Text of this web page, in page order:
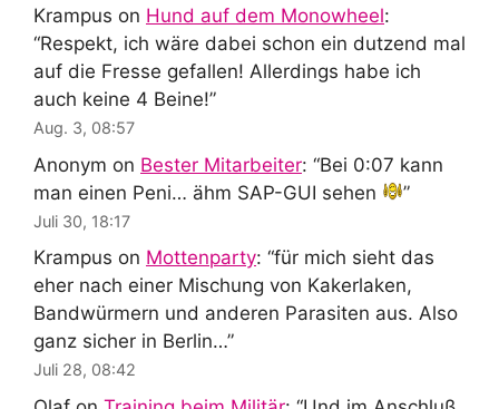
Krampus on Hund auf dem Monowheel:
“Respekt, ich wäre dabei schon ein dutzend mal
auf die Fresse gefallen! Allerdings habe ich
auch keine 4 Beine!”
Aug. 3, 08:57
Anonym on Bester Mitarbeiter: “Bei 0:07 kann
man einen Peni… ähm SAP-GUI sehen
”
Juli 30, 18:17
Krampus on Mottenparty: “für mich sieht das
eher nach einer Mischung von Kakerlaken,
Bandwürmern und anderen Parasiten aus. Also
ganz sicher in Berlin…”
Juli 28, 08:42